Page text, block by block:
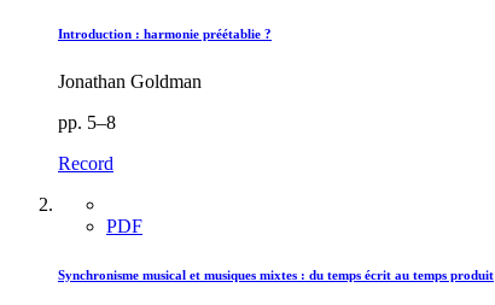
Introduction : harmonie préétablie ?
Jonathan Goldman
pp. 5–8
Record
PDF
Synchronisme musical et musiques mixtes : du temps écrit au temps produit